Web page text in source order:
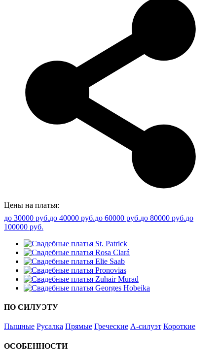
Цены на платья:
до 30000 руб.до 40000 руб.до 60000 руб.до 80000 руб.до
100000 руб.
ПО СИЛУЭТУ
Пышные Русалка Прямые Греческие А-силуэт Короткие
ОСОБЕННОСТИ